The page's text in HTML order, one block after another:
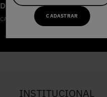
CADASTRAR
DESCONTOS IMPERDÍVEIS
CADASTRE-SE NA NOSSA NEWSLETTER
INSTITUCIONAL